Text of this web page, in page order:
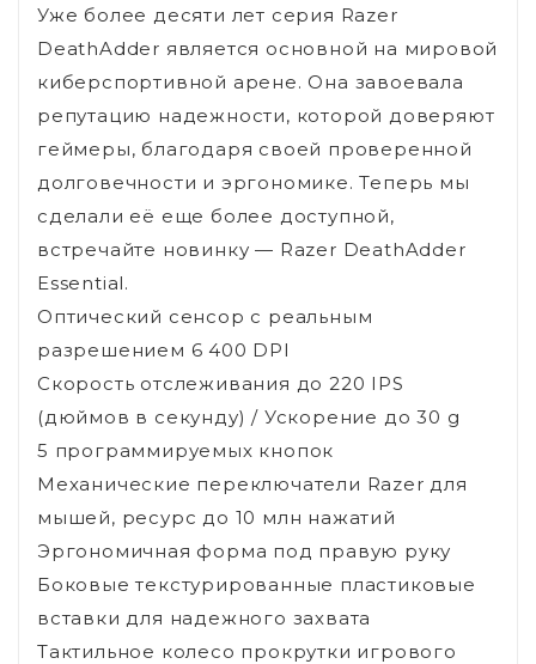
Уже более десяти лет серия Razer
DeathAdder является основной на мировой
киберспортивной арене. Она завоевала
репутацию надежности, которой доверяют
геймеры, благодаря своей проверенной
долговечности и эргономике. Теперь мы
сделали её еще более доступной,
встречайте новинку — Razer DeathAdder
Essential.
Оптический сенсор с реальным
разрешением 6 400 DPI
Скорость отслеживания до 220 IPS
(дюймов в секунду) / Ускорение до 30 g
5 программируемых кнопок
Механические переключатели Razer для
мышей, ресурс до 10 млн нажатий
Эргономичная форма под правую руку
Боковые текстурированные пластиковые
вставки для надежного захвата
Тактильное колесо прокрутки игрового